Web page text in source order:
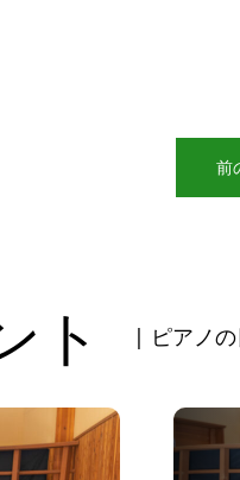
前
ト | ピアノの